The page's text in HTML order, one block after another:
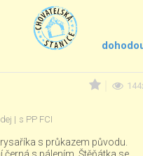
s PP FCI
s průkazem původu.